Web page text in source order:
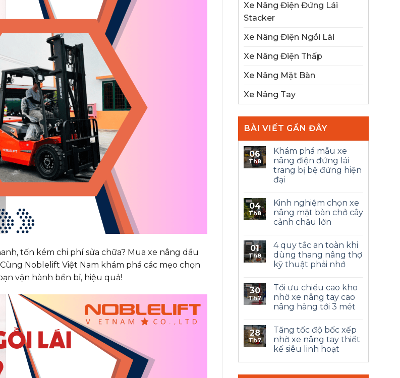
tốn kém chi phí sửa chữa? Mua xe nâng dầu
Noblelift Việt Nam khám phá các mẹo chọn
vận hành bền bỉ, hiệu quả!
Xe Nâng Điện Đứng Lái
Stacker
Xe Nâng Điện Ngồi Lái
Xe Nâng Điện Thấp
Xe Nâng Mặt Bàn
Xe Nâng Tay
BÀI VIẾT GẦN ĐÂY
06
Th8
Khám phá mẫu xe
nâng điện đứng lái
trang bị bệ đứng hiện
đại
04
Th8
Kinh nghiệm chọn xe
nâng mặt bàn chở cây
cảnh chậu lớn
01
Th8
4 quy tắc an toàn khi
dùng thang nâng thợ
kỹ thuật phải nhớ
30
Th7
Tối ưu chiều cao kho
nhờ xe nâng tay cao
nâng hàng tới 3 mét
28
Th7
Tăng tốc độ bốc xếp
nhờ xe nâng tay thiết
kế siêu linh hoạt